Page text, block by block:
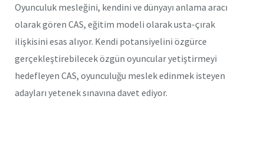
Oyunculuk mesleğini, kendini ve dünyayı anlama aracı
olarak gören CAS, eğitim modeli olarak usta-çırak
ilişkisini esas alıyor. Kendi potansiyelini özgürce
gerçekleştirebilecek özgün oyuncular yetiştirmeyi
hedefleyen CAS, oyunculuğu meslek edinmek isteyen
adayları yetenek sınavına davet ediyor.